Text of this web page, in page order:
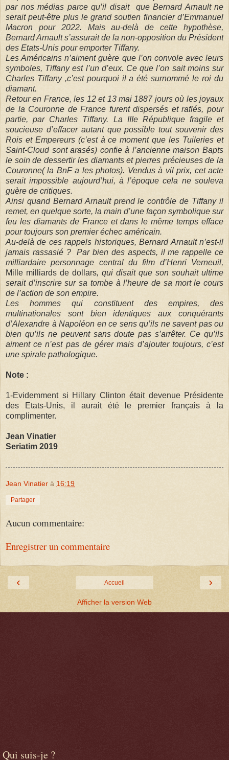
par nos médias parce qu’il disait
que Bernard Arnault ne
serait peut-être plus le grand soutien financier d’Emmanuel
Macron pour 2022. Mais au-delà de cette hypothèse,
Bernard Arnault s’assurait de la non-opposition du Président
des Etats-Unis pour emporter Tiffany.
Les Américains n’aiment guère que l’on convole avec leurs
symboles, Tiffany est l’un d’eux. Ce que l’on sait moins sur
Charles Tiffany ,c’est pourquoi il a été surnommé le roi du
diamant.
Retour en France, les 12 et 13 mai 1887 jours où les joyaux
de la Couronne de France furent dispersés et raflés, pour
partie, par Charles Tiffany. La IIIe République fragile et
soucieuse d’effacer autant que possible tout souvenir des
Rois et Empereurs (c’est à ce moment que les Tuileries et
Saint-Cloud sont arasés) confie à l’ancienne maison Bapts
le soin de dessertir les diamants et pierres précieuses de la
Couronne( la BnF a les photos). Vendus à vil prix, cet acte
serait impossible aujourd’hui, à l’époque cela ne souleva
guère de critiques.
Ainsi quand Bernard Arnault prend le contrôle de Tiffany il
remet, en quelque sorte, la main d’une façon symbolique sur
feu les diamants de France et dans le même temps efface
pour toujours son premier échec américain.
Au-delà de ces rappels historiques, Bernard Arnault n’est-il
jamais rassasié ?
Par bien des aspects, il me rappelle ce
milliardaire personnage central du film d’Henri Verneuil,
Mille milliards de dollars, qui disait que son souhait ultime
serait d’inscrire sur sa tombe à l’heure de sa mort le cours
de l’action de son empire.
Les hommes qui constituent des empires, des
multinationales sont bien identiques aux conquérants
d’Alexandre à Napoléon en ce sens qu’ils ne savent pas ou
bien qu’ils ne peuvent sans doute pas s’arrêter. Ce qu’ils
aiment ce n’est pas de gérer mais d’ajouter toujours, c’est
une spirale pathologique.
Note :
1-Evidemment si Hillary Clinton était devenue Présidente
des Etats-Unis, il aurait été le premier français à la
complimenter.
Jean Vinatier
Seriatim 2019
Jean Vinatier à 16:19
Partager
Aucun commentaire:
Enregistrer un commentaire
‹ ›
Accueil
Afficher la version Web
Qui suis-je ?